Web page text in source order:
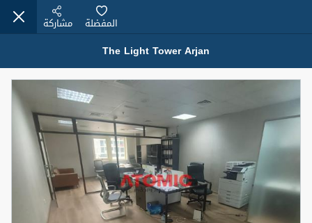
عقارات للبيع (12442)
للبيع 1,350,000 درهم
سرير
1
حمام
2
المنطقة (متر
مربع)
The Light Tower Arjan
المفضلة مشاركة